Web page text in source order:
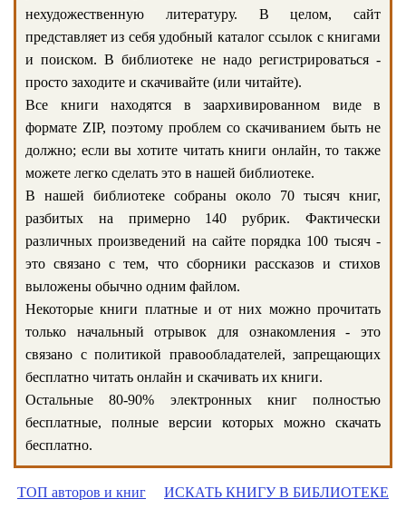
нехудожественную литературу. В целом, сайт
представляет из себя удобный каталог ссылок с книгами
и поиском. В библиотеке не надо регистрироваться -
просто заходите и скачивайте (или читайте).
Все книги находятся в заархивированном виде в
формате ZIP, поэтому проблем со скачиванием быть не
должно; если вы хотите читать книги онлайн, то также
можете легко сделать это в нашей библиотеке.
В нашей библиотеке собраны около 70 тысяч книг,
разбитых на примерно 140 рубрик. Фактически
различных произведений на сайте порядка 100 тысяч -
это связано с тем, что сборники рассказов и стихов
выложены обычно одним файлом.
Некоторые книги платные и от них можно прочитать
только начальный отрывок для ознакомления - это
связано с политикой правообладателей, запрещающих
бесплатно читать онлайн и скачивать их книги.
Остальные 80-90% электронных книг полностью
бесплатные, полные версии которых можно скачать
бесплатно.
ТОП авторов и книг ИСКАТЬ КНИГУ В БИБЛИОТЕКЕ